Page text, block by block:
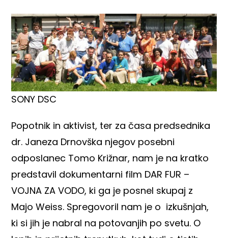
SONY DSC
Popotnik in aktivist, ter za časa predsednika
dr. Janeza Drnovška njegov posebni
odposlanec Tomo Križnar, nam je na kratko
predstavil dokumentarni film DAR FUR –
VOJNA ZA VODO, ki ga je posnel skupaj z
Majo Weiss. Spregovoril nam je o izkušnjah,
ki si jih je nabral na potovanjih po svetu. O